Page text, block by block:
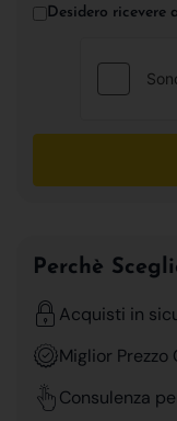
Desidero ricevere
Perchè
Acquisti in
Miglior
Consulenza